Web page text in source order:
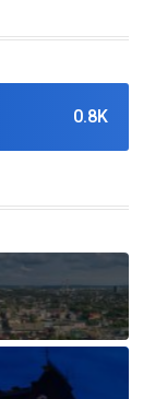
0.8K